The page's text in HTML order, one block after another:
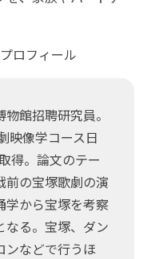
ロフィール
館招聘研究員。
映像学コース日
得。論文のテー
前の宝塚歌劇の演
学から宝塚を考察
なる。宝塚、ダン
ンなどで行うほ